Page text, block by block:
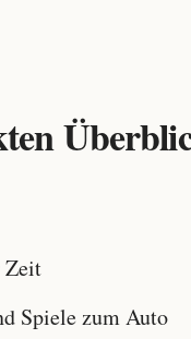
Spiele zum Auto